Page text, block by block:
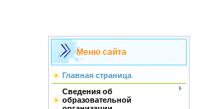
Меню сайта
Главная страница
Сведения об
образовательной